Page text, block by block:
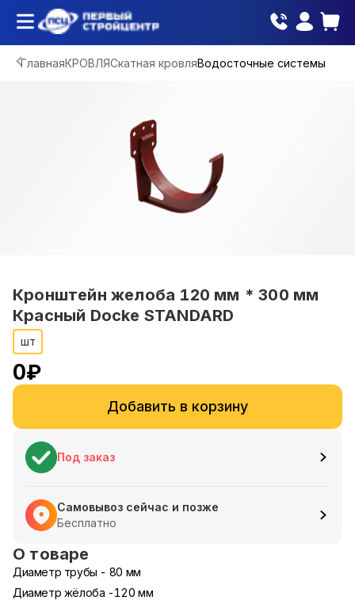
ГлавнаяКРОВЛЯСкатная кровляВодосточные системы
Кронштейн желоба 120 мм * 300 мм
Красный Docke STANDARD
шт
0₽
Добавить в корзину
Под заказ
Самовывоз сейчас и позже
Бесплатно
О товаре
Диаметр трубы - 80 мм
Диаметр жёлоба -120 мм